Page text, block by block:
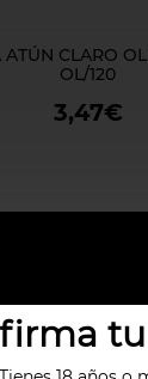
ATÚN CLARO
OL/120
3,47€